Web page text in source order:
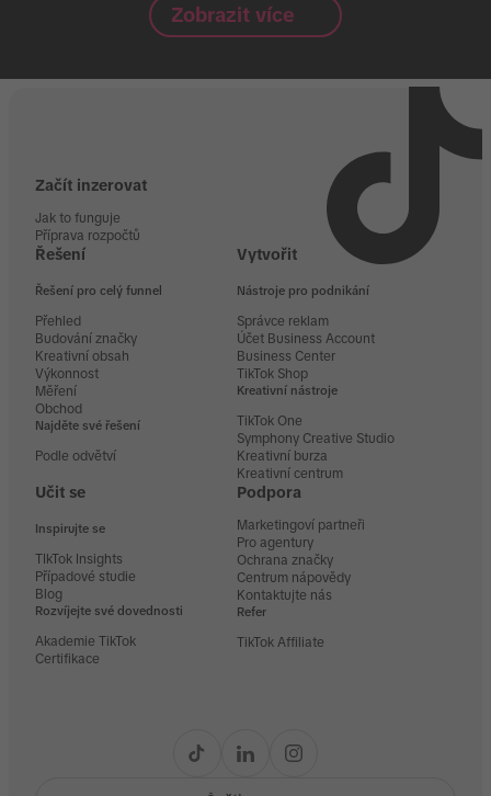
Zobrazit více
Začít inzerovat
Jak to funguje
Příprava rozpočtů
Řešení
Řešení pro celý funnel
Přehled
Budování značky
Kreativní obsah
Výkonnost
Měření
Obchod
Najděte své řešení
Podle odvětví
Vytvořit
Nástroje pro podnikání
Správce reklam
Účet Business Account
Business Center
TikTok Shop
Kreativní nástroje
TikTok One
Symphony Creative Studio
Kreativní burza
Kreativní centrum
Učit se
Inspirujte se
TIkTok Insights
Případové studie
Blog
Rozvíjejte své dovednosti
Akademie TikTok
Certifikace
Podpora
Marketingoví partneři
Pro agentury
Ochrana značky
Centrum nápovědy
Kontaktujte nás
Refer
TikTok Affiliate